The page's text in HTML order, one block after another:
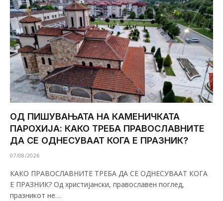
ОД ПИШУВАЊАТА НА КАМЕНИЧКАТА
ПАРОХИЈА: КАКО ТРЕБА ПРАВОСЛАВНИТЕ
ДА СЕ ОДНЕСУВААТ КОГА Е ПРАЗНИК?
07/08/2026
КАКО ПРАВОСЛАВНИТЕ ТРЕБА ДА СЕ ОДНЕСУВААТ КОГА
Е ПРАЗНИК? Од христијански, православен поглед,
празникот не…